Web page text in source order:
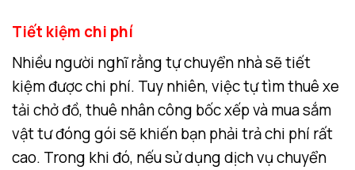
Tiết kiệm chi phí
Nhiều người nghĩ rằng tự chuyển nhà sẽ tiết
kiệm được chi phí. Tuy nhiên, việc tự tìm thuê xe
tải chở đồ, thuê nhân công bốc xếp và mua sắm
vật tư đóng gói sẽ khiến bạn phải trả chi phí rất
cao. Trong khi đó, nếu sử dụng dịch vụ chuyển